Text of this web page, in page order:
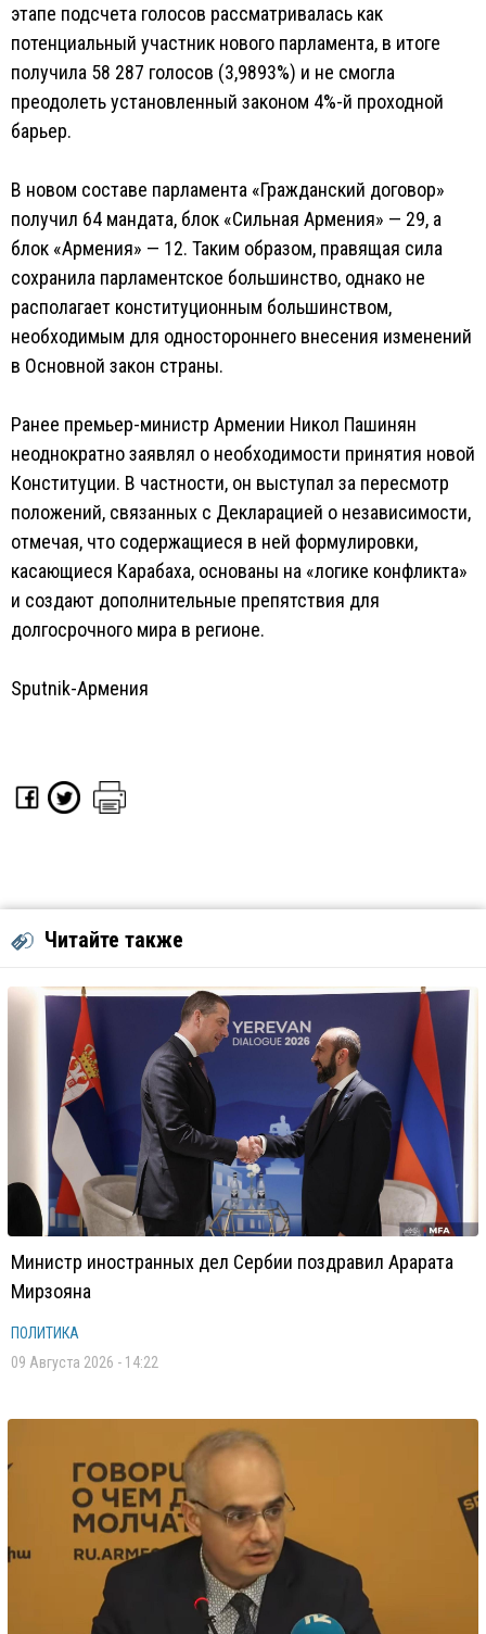
этапе подсчета голосов рассматривалась как
потенциальный участник нового парламента, в итоге
получила 58 287 голосов (3,9893%) и не смогла
преодолеть установленный законом 4%-й проходной
барьер.
В новом составе парламента «Гражданский договор»
получил 64 мандата, блок «Сильная Армения» — 29, а
блок «Армения» — 12. Таким образом, правящая сила
сохранила парламентское большинство, однако не
располагает конституционным большинством,
необходимым для одностороннего внесения изменений
в Основной закон страны.
Ранее премьер-министр Армении Никол Пашинян
неоднократно заявлял о необходимости принятия новой
Конституции. В частности, он выступал за пересмотр
положений, связанных с Декларацией о независимости,
отмечая, что содержащиеся в ней формулировки,
касающиеся Карабаха, основаны на «логике конфликта»
и создают дополнительные препятствия для
долгосрочного мира в регионе.
Sputnik-Армения
Читайте также
Министр иностранных дел Сербии поздравил Арарата
Мирзояна
ПОЛИТИКА
09 Августа 2026 - 14:22